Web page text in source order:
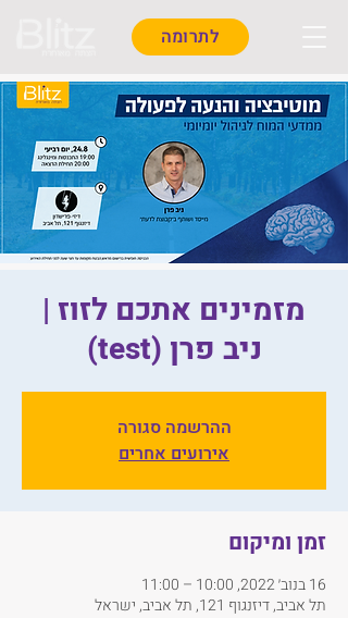
לתרומה
מזמינים אתכם לזוז |
ניב פרן (test)
ההרשמה סגורה
אירועים אחרים
זמן ומיקום
16 בנוב׳ 2022, 10:00 – 11:00
תל אביב, דיזנגוף 121, תל אביב, ישראל